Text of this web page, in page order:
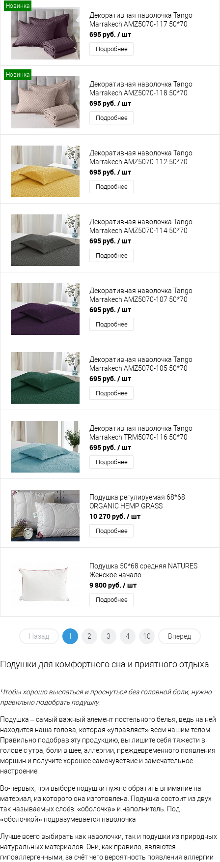
Новинка
Декоративная наволочка Tango
Marrakech AMZ5070-117 50*70
695 руб. / шт
Подробнее
Новинка
Декоративная наволочка Tango
Marrakech AMZ5070-118 50*70
695 руб. / шт
Подробнее
Декоративная наволочка Tango
Marrakech AMZ5070-112 50*70
695 руб. / шт
Подробнее
Декоративная наволочка Tango
Marrakech AMZ5070-114 50*70
695 руб. / шт
Подробнее
Декоративная наволочка Tango
Marrakech AMZ5070-107 50*70
695 руб. / шт
Подробнее
Декоративная наволочка Tango
Marrakech AMZ5070-105 50*70
695 руб. / шт
Подробнее
Декоративная наволочка Tango
Marrakech TRM5070-116 50*70
695 руб. / шт
Подробнее
Подушка регулируемая 68*68
ORGANIC HEMP GRASS
10 270 руб. / шт
Подробнее
Подушка 50*68 средняя NATURES
Женское начало
9 800 руб. / шт
Подробнее
Назад 1 2 3 4 10 Вперед
Подушки для комфортного сна и приятного отдыха
Чтобы хорошо выспаться и проснуться без головной боли, нужно
правильно подобрать подушку.
Подушка – самый важный элемент постельного белья, ведь на ней
находится наша голова, которая «управляет» всем нашим телом.
Правильно подобрав эту продукцию, вы лишите себя тяжести в
голове с утра, боли в шее, аллергии, преждевременного появления
морщин и получите хорошее самочувствие и замечательное
настроение.
Во-первых, при выборе подушки нужно обратить внимание на
материал, из которого она изготовлена. Подушка состоит из двух
так называемых слоёв: «оболочка» и наполнитель. Под
«оболочкой» подразумевается наволочка
Лучше всего выбирать как наволочки, так и подушки из природных
натуральных материалов. Они, как правило, являются
гипоаллергенными, за счёт чего вероятность появления аллергии